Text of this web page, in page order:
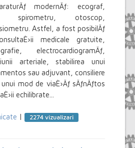
modernÄƒ: ecograf,
spirometru, otoscop,
Astfel, a fost posibilÄƒ
medicale gratuite,
electrocardiogramÄƒ,
arteriale, stabilirea unui
sau adjuvant, consiliere
mod de viaÈ›Äƒ sÄƒnÄƒtos
echilibrate...
| 2274 vizualizari